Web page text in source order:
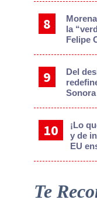
la
Felipe
Del
Sonora
¡Lo
y de
EU
Te